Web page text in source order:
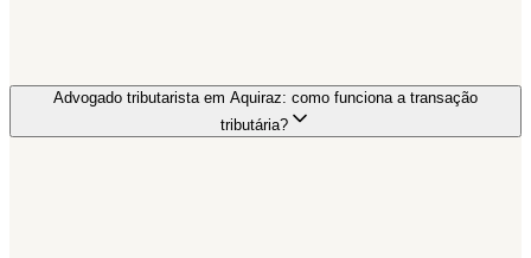
Advogado tributarista em Aquiraz: como funciona a transação
tributária?